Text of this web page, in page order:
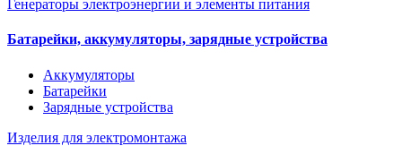
Генераторы электроэнергии и элементы питания
Батарейки, аккумуляторы, зарядные устройства
Аккумуляторы
Батарейки
Зарядные устройства
Изделия для электромонтажа